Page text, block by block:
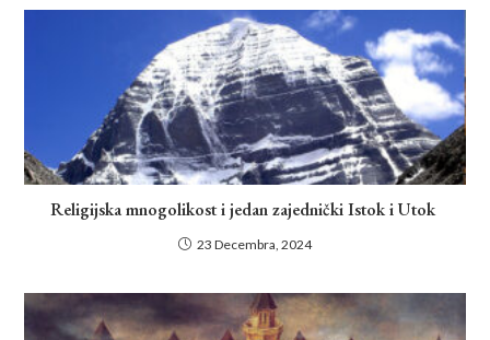
Religijska mnogolikost i jedan zajednički Istok i Utok
23 Decembra, 2024